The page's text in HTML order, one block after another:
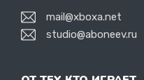
mail@xboxa.net
studio@aboneev.ru